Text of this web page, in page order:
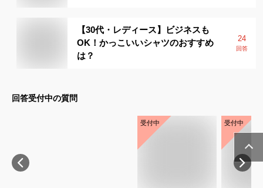
【30代・レディース】ビジネスも
OK！かっこいいシャツのおすすめ
は？
24
回答
回答受付中の質問
受付中 受付中